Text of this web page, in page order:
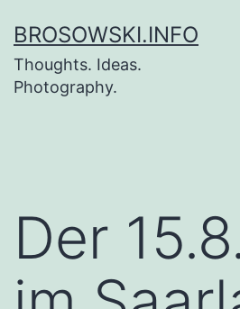
Inhalt
springen
BROSOWSKI.INFO
Thoughts. Ideas.
Photography.
Der